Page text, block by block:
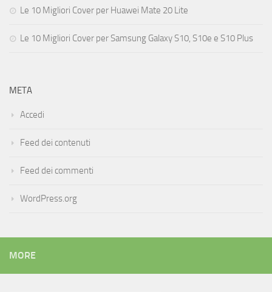
Le 10 Migliori Cover per Huawei Mate 20 Lite
Le 10 Migliori Cover per Samsung Galaxy S10, S10e e S10 Plus
META
Accedi
Feed dei contenuti
Feed dei commenti
WordPress.org
MORE